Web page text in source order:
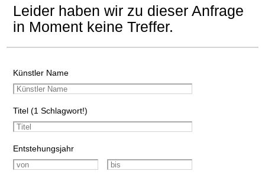
Leider haben wir zu dieser Anfrage
in Moment keine Treffer.
Künstler Name
Titel (1 Schlagwort!)
Entstehungsjahr